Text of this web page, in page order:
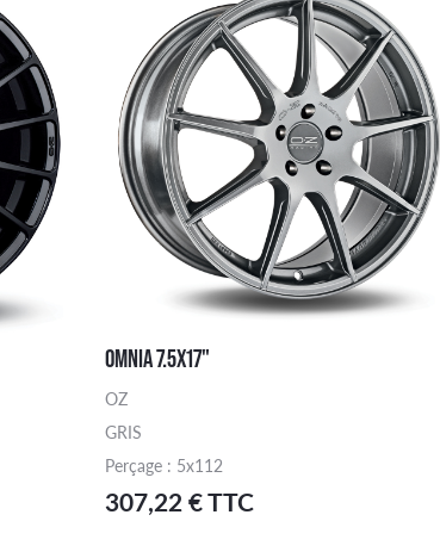
OMNIA 7.5X17"
OZ
GRIS
Perçage : 5x112
307,22 € TTC